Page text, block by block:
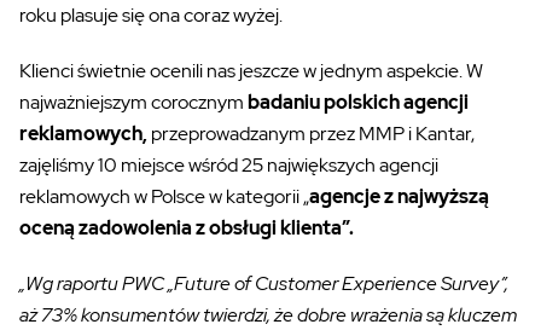
roku plasuje się ona coraz wyżej.
Klienci świetnie ocenili nas jeszcze w jednym aspekcie. W
najważniejszym corocznymbadaniu polskich agencji
reklamowych,przeprowadzanym przez MMP i Kantar,
zajęliśmy 10 miejsce wśród 25 największych agencji
reklamowych w Polsce w kategorii „agencje z najwyższą
oceną zadowolenia z obsługi klienta”.
„Wg raportu PWC „Future of Customer Experience Survey”,
aż 73% konsumentów twierdzi, że dobre wrażenia są kluczem